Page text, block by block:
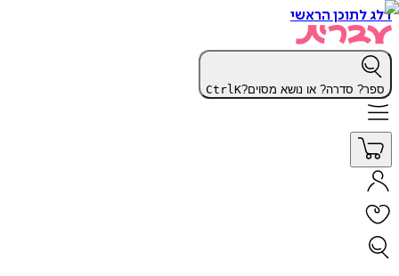
דלג לתוכן הראשי
ספר? סדרה? או נושא מסוים? CtrlK